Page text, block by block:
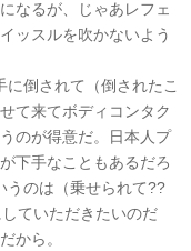
なるが、じゃあレフェ
ッスルを吹かないよう
倒されて（倒されたこ
て来てボディコンタク
のが得意だ。日本人プ
下手なこともあるだろ
うのは（乗せられて??
ていただきたいのだ
から。